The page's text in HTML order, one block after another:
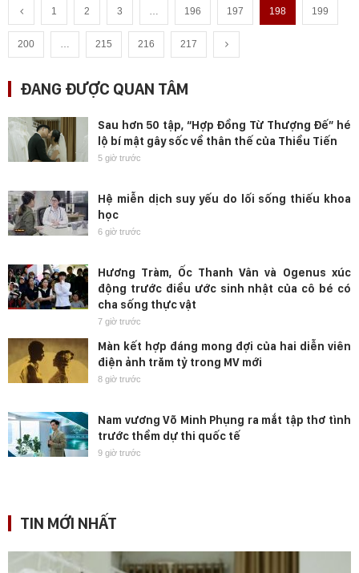
1 2 3 196 197 198 199
200 215 216 217
ĐANG ĐƯỢC QUAN TÂM
Sau hơn 50 tập, “Hợp Đồng Từ Thượng Đế” hé
lộ bí mật gây sốc về thân thế của Thiều Tiến
5 giờ trước
Hệ miễn dịch suy yếu do lối sống thiếu khoa
học
6 giờ trước
Hương Tràm, Ốc Thanh Vân và Ogenus xúc
động trước điều ước sinh nhật của cô bé có
cha sống thực vật
7 giờ trước
Màn kết hợp đáng mong đợi của hai diễn viên
điện ảnh trăm tỷ trong MV mới
8 giờ trước
Nam vương Võ Minh Phụng ra mắt tập thơ tình
trước thềm dự thi quốc tế
9 giờ trước
TIN MỚI NHẤT